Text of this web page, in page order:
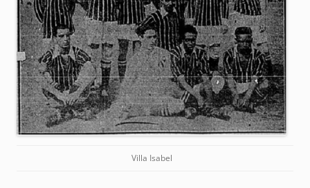
Villa Isabel